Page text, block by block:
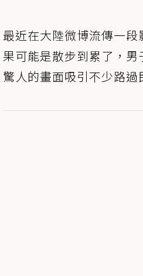
最近在大陸微博流傳一
果可能是散步到累了，男
驚人的畫面吸引不少路